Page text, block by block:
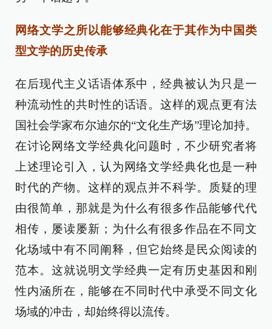
网络文学之所以能够经典化在于其作为中国类
型文学的历史传承
在后现代主义话语体系中，经典被认为只是一
种流动性的共时性的话语。这样的观点更有法
国社会学家布尔迪尔的“文化生产场”理论加持。
在讨论网络文学经典化问题时，不少研究者将
上述理论引入，认为网络文学经典化也是一种
时代的产物。这样的观点并不科学。质疑的理
由很简单，那就是为什么有很多作品能够代代
相传，屡读屡新；为什么有很多作品在不同文
化场域中有不同阐释，但它始终是民众阅读的
范本。这就说明文学经典一定有历史基因和刚
性内涵所在，能够在不同时代中承受不同文化
场域的冲击，却始终得以流传。